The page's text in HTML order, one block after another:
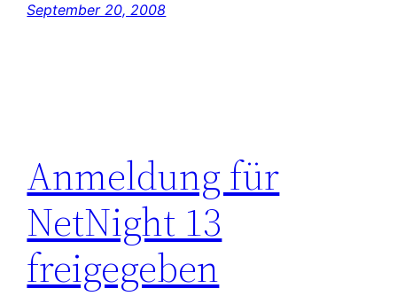
September 20, 2008
Anmeldung für
NetNight 13
freigegeben